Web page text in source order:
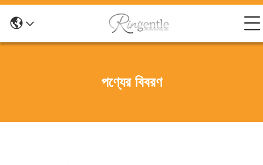
পণ্যের বিবরণ